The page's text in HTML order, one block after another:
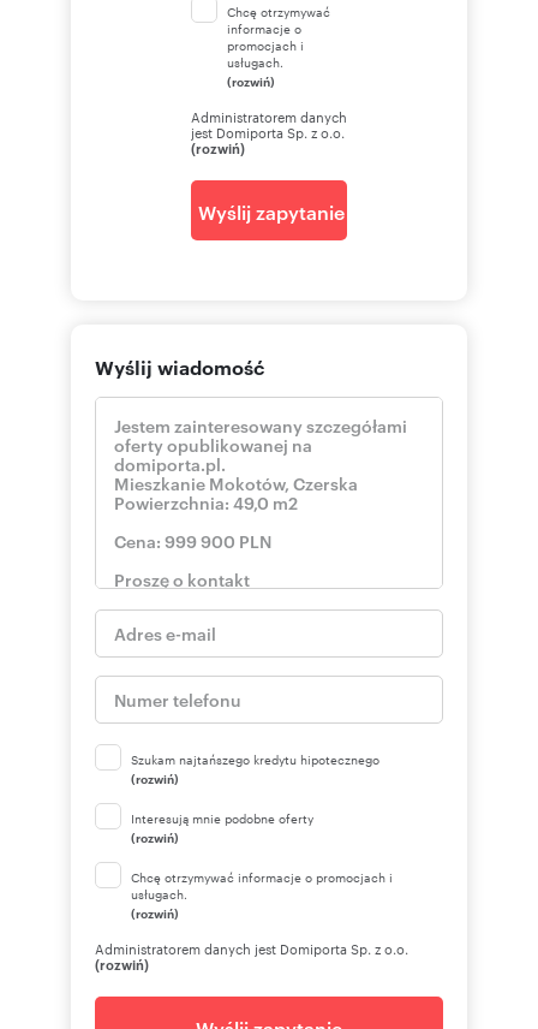
Chcę otrzymywać
informacje o
promocjach i
usługach.
(rozwiń)
Administratorem danych
jest Domiporta Sp. z o.o.
(rozwiń)
Wyślij zapytanie
Wyślij wiadomość
Szukam najtańszego kredytu hipotecznego
(rozwiń)
Interesują mnie podobne oferty
(rozwiń)
Chcę otrzymywać informacje o promocjach i
usługach.
(rozwiń)
Administratorem danych jest Domiporta Sp. z o.o.
(rozwiń)